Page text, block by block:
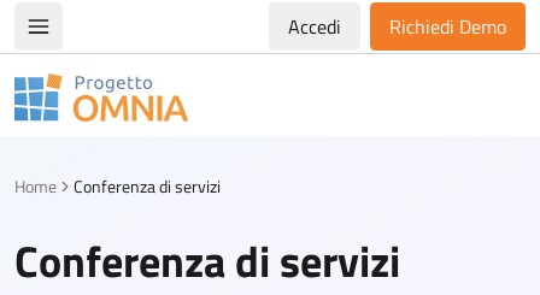
Apri/chiudi menù di navigazioneAccedi Richiedi Demo
Progetto Omnia
Home Conferenza di servizi
Conferenza di servizi